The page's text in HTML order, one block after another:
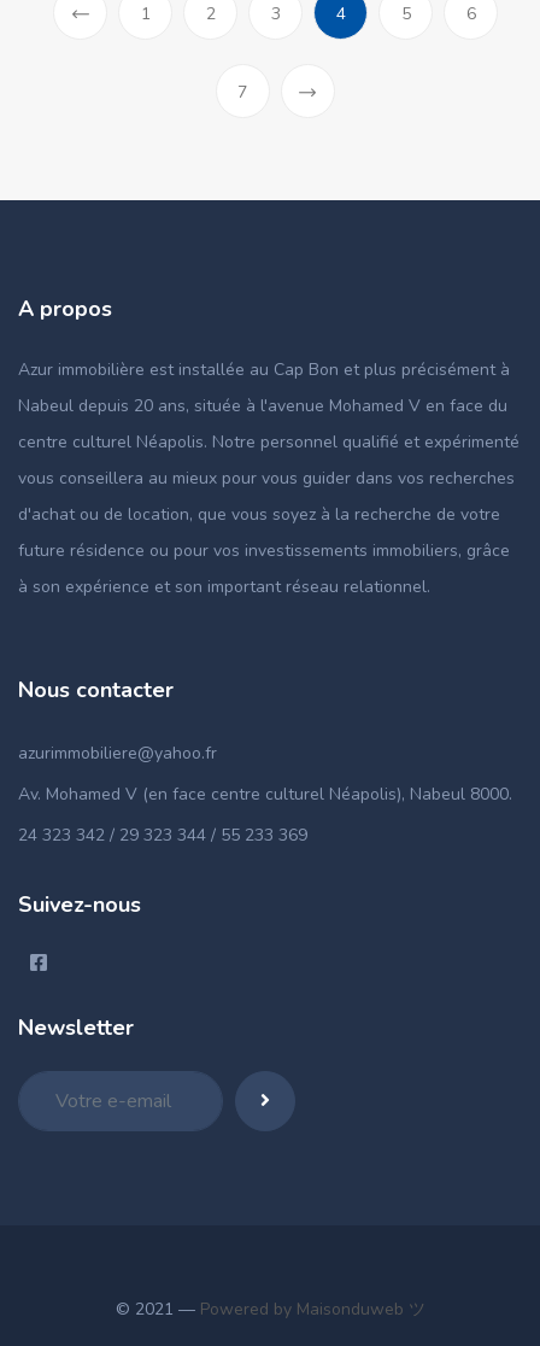
1 2 3 4(current)
5 6
7
A propos
Azur immobilière est installée au Cap Bon et plus précisément à
Nabeul depuis 20 ans, située à l'avenue Mohamed V en face du
centre culturel Néapolis. Notre personnel qualifié et expérimenté
vous conseillera au mieux pour vous guider dans vos recherches
d'achat ou de location, que vous soyez à la recherche de votre
future résidence ou pour vos investissements immobiliers, grâce
à son expérience et son important réseau relationnel.
Nous contacter
azurimmobiliere@yahoo.fr
Av. Mohamed V (en face centre culturel Néapolis), Nabeul 8000.
24 323 342 / 29 323 344 / 55 233 369
Suivez-nous
Newsletter
© 2021 —Powered by Maisonduweb ツ